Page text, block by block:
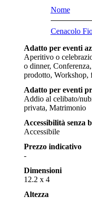
Nome
Cenacolo
Adatto per eventi
Aperitivo o
o dinner,
prodotto, Workshop,
Adatto per eventi
Addio al celibato/
privata, Matrimonio
Accessibilità senza
Accessibile
Prezzo indicativo
-
Dimensioni
12.2 x 4
Altezza